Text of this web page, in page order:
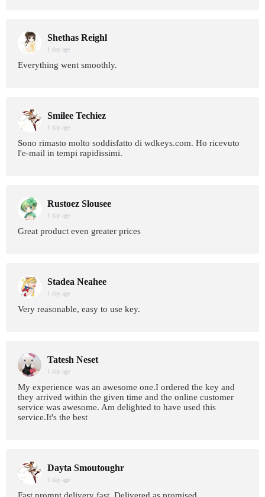
Shethas Reighl
1 day age
Everything went smoothly.
Smilee Techiez
1 day age
Sono rimasto molto soddisfatto di wdkeys.com. Ho ricevuto
l'e-mail in tempi rapidissimi.
Rustoez Slousee
1 day age
Great product even greater prices
Stadea Neahee
1 day age
Very reasonable, easy to use key.
Tatesh Neset
1 day age
My experience was an awesome one.I ordered the key and
they arrived within the given time and the online customer
service was awesome. Am delighted to have used this
service.It's the best
Dayta Smoutoughr
1 day age